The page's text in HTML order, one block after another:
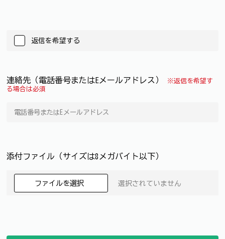
返信を希望する
連絡先（電話番号またはEメールアドレス）
※返信を希望す
る場合は必須
添付ファイル（サイズは8メガバイト以下）
ファイルを選択 選択されていません